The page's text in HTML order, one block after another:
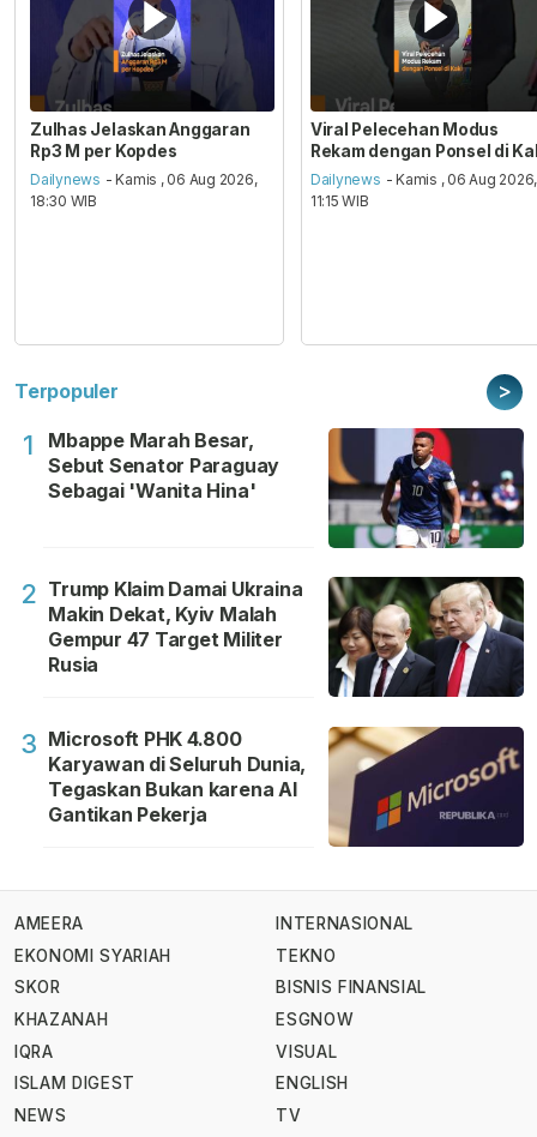
Zulhas Jelaskan Anggaran
Rp3 M per Kopdes
Dailynews - Kamis , 06 Aug 2026,
18:30 WIB
Viral Pelecehan Modus
Rekam dengan Ponsel di
Dailynews - Kamis , 06 Aug 2026,
11:15 WIB
Terpopuler >
1
Mbappe Marah Besar,
Sebut Senator Paraguay
Sebagai 'Wanita Hina'
2 Trump Klaim Damai Ukraina
Makin Dekat, Kyiv Malah
Gempur 47 Target Militer
Rusia
3 Microsoft PHK 4.800
Karyawan di Seluruh Dunia,
Tegaskan Bukan karena AI
Gantikan Pekerja
AMEERA
EKONOMI SYARIAH
SKOR
KHAZANAH
IQRA
ISLAM DIGEST
NEWS
INTERNASIONAL
TEKNO
BISNIS FINANSIAL
ESGNOW
VISUAL
ENGLISH
TV